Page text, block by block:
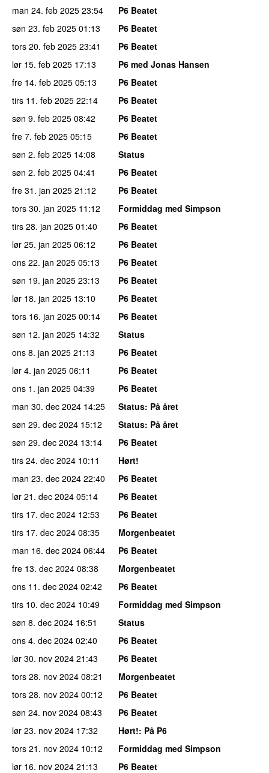
man 24. feb 2025 23:54
P6 Beatet
søn 23. feb 2025 01:13
P6 Beatet
tors 20. feb 2025 23:41
P6 Beatet
lør 15. feb 2025 17:13
P6 med Jonas Hansen
fre 14. feb 2025 05:13
P6 Beatet
tirs 11. feb 2025 22:14
P6 Beatet
søn 9. feb 2025 08:42
P6 Beatet
fre 7. feb 2025 05:15
P6 Beatet
søn 2. feb 2025 14:08
Status
søn 2. feb 2025 04:41
P6 Beatet
fre 31. jan 2025 21:12
P6 Beatet
tors 30. jan 2025 11:12
Formiddag med Simpson
tirs 28. jan 2025 01:40
P6 Beatet
lør 25. jan 2025 06:12
P6 Beatet
ons 22. jan 2025 05:13
P6 Beatet
søn 19. jan 2025 23:13
P6 Beatet
lør 18. jan 2025 13:10
P6 Beatet
tors 16. jan 2025 00:14
P6 Beatet
søn 12. jan 2025 14:32
Status
ons 8. jan 2025 21:13
P6 Beatet
lør 4. jan 2025 06:11
P6 Beatet
ons 1. jan 2025 04:39
P6 Beatet
man 30. dec 2024 14:25 Status: På året
søn 29. dec 2024 15:12 Status: På året
søn 29. dec 2024 13:14
P6 Beatet
tirs 24. dec 2024 10:11
Hørt!
man 23. dec 2024 22:40
P6 Beatet
lør 21. dec 2024 05:14
P6 Beatet
tirs 17. dec 2024 12:53
P6 Beatet
tirs 17. dec 2024 08:35
Morgenbeatet
man 16. dec 2024 06:44
P6 Beatet
fre 13. dec 2024 08:38
Morgenbeatet
ons 11. dec 2024 02:42
P6 Beatet
tirs 10. dec 2024 10:49
Formiddag med Simpson
søn 8. dec 2024 16:51
Status
ons 4. dec 2024 02:40
P6 Beatet
lør 30. nov 2024 21:43
P6 Beatet
tors 28. nov 2024 08:21
Morgenbeatet
tors 28. nov 2024 00:12
P6 Beatet
søn 24. nov 2024 08:43
P6 Beatet
lør 23. nov 2024 17:32 Hørt!: På P6
tors 21. nov 2024 10:12
Formiddag med Simpson
lør 16. nov 2024 21:13
P6 Beatet